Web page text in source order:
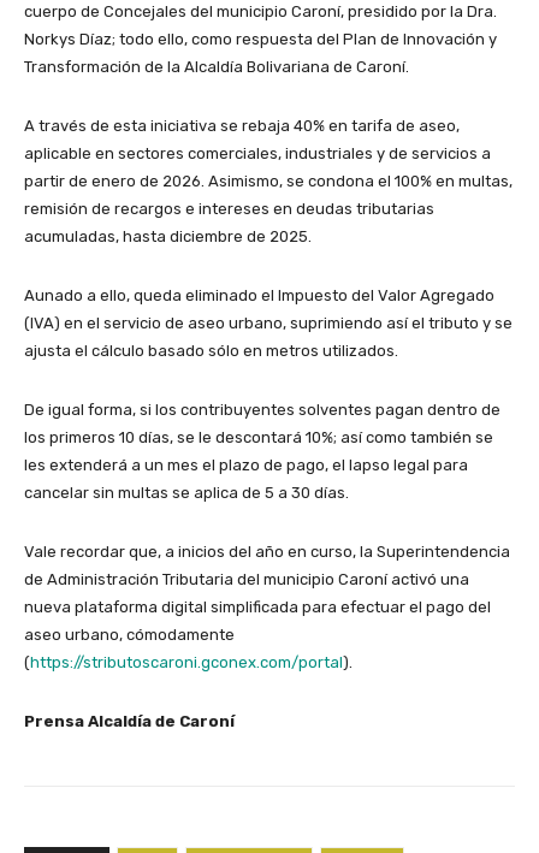
cuerpo de Concejales del municipio Caroní, presidido por la Dra.
Norkys Díaz; todo ello, como respuesta del Plan de Innovación y
Transformación de la Alcaldía Bolivariana de Caroní.
A través de esta iniciativa se rebaja 40% en tarifa de aseo,
aplicable en sectores comerciales, industriales y de servicios a
partir de enero de 2026. Asimismo, se condona el 100% en multas,
remisión de recargos e intereses en deudas tributarias
acumuladas, hasta diciembre de 2025.
Aunado a ello, queda eliminado el Impuesto del Valor Agregado
(IVA) en el servicio de aseo urbano, suprimiendo así el tributo y se
ajusta el cálculo basado sólo en metros utilizados.
De igual forma, si los contribuyentes solventes pagan dentro de
los primeros 10 días, se le descontará 10%; así como también se
les extenderá a un mes el plazo de pago, el lapso legal para
cancelar sin multas se aplica de 5 a 30 días.
Vale recordar que, a inicios del año en curso, la Superintendencia
de Administración Tributaria del municipio Caroní activó una
nueva plataforma digital simplificada para efectuar el pago del
aseo urbano, cómodamente
(https://stributoscaroni.gconex.com/portal).
Prensa Alcaldía de Caroní